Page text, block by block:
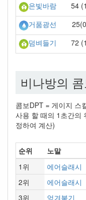
은빛바람
54
거품광선
덤벼들기
72
비나방의
콤보DPT = 게이지 스
사용 할 때의 1초간의
정하여 계산)
순위 노말
1위
에어슬래시
2위
에어슬래시
3위
엉겨붙기